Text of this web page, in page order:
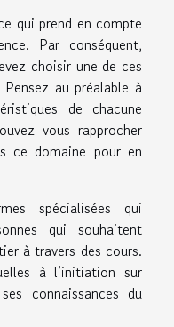
qui prend en compte
Par conséquent,
choisir une de ces
au préalable à
de chacune
vous rapprocher
ce domaine pour en
spécialisées qui
qui souhaitent
à travers des cours.
à l’initiation sur
connaissances du